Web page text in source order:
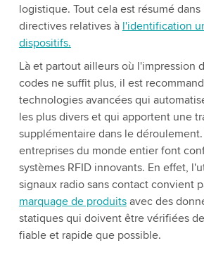
logistique. Tout cela est résumé
directives relatives à l'identification
dispositifs.
Là et partout ailleurs où l'impression
codes ne suffit plus, il est
technologies avancées qui
les plus divers et qui apportent une
supplémentaire dans le
entreprises du monde entier font
systèmes RFID innovants. En effet,
signaux radio sans contact convient
marquage de produitsavec des
statiques qui doivent être vérifiées
fiable et rapide que possible.